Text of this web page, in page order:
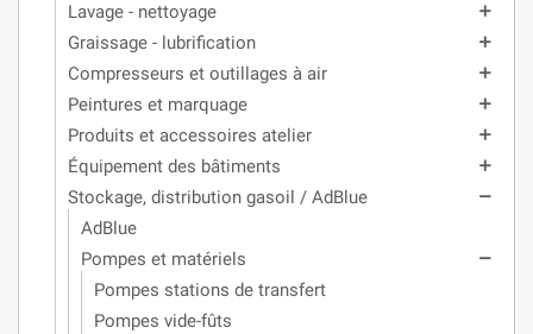
Lavage - nettoyage add
Graissage - lubrification add
Compresseurs et outillages à air add
Peintures et marquage add
Produits et accessoires atelier add
Équipement des bâtiments add
Stockage, distribution gasoil / AdBlue remove
AdBlue
Pompes et matériels
remove
Pompes stations de transfert
Pompes vide-fûts